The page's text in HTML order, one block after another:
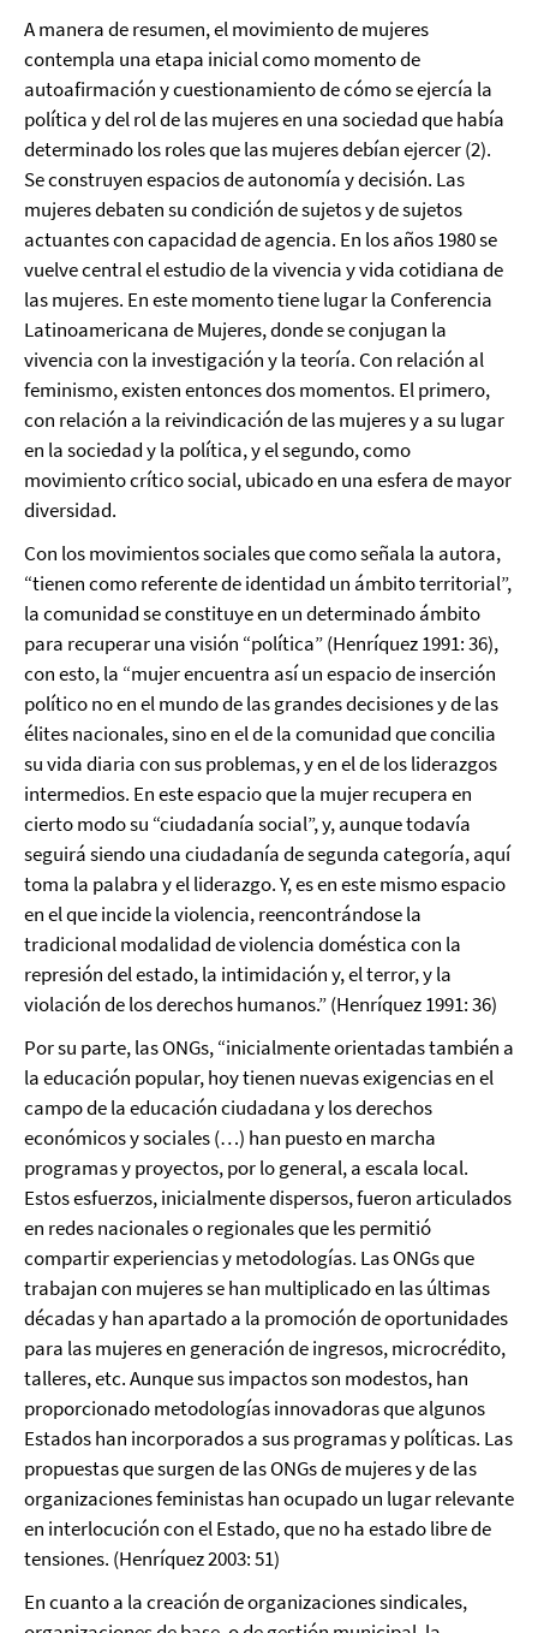
A manera de resumen, el movimiento de mujeres
contempla una etapa inicial como momento de
autoafirmación y cuestionamiento de cómo se ejercía la
política y del rol de las mujeres en una sociedad que había
determinado los roles que las mujeres debían ejercer (2).
Se construyen espacios de autonomía y decisión. Las
mujeres debaten su condición de sujetos y de sujetos
actuantes con capacidad de agencia. En los años 1980 se
vuelve central el estudio de la vivencia y vida cotidiana de
las mujeres. En este momento tiene lugar la Conferencia
Latinoamericana de Mujeres, donde se conjugan la
vivencia con la investigación y la teoría. Con relación al
feminismo, existen entonces dos momentos. El primero,
con relación a la reivindicación de las mujeres y a su lugar
en la sociedad y la política, y el segundo, como
movimiento crítico social, ubicado en una esfera de mayor
diversidad.
Con los movimientos sociales que como señala la autora,
“tienen como referente de identidad un ámbito territorial”,
la comunidad se constituye en un determinado ámbito
para recuperar una visión “política” (Henríquez 1991: 36),
con esto, la “mujer encuentra así un espacio de inserción
político no en el mundo de las grandes decisiones y de las
élites nacionales, sino en el de la comunidad que concilia
su vida diaria con sus problemas, y en el de los liderazgos
intermedios. En este espacio que la mujer recupera en
cierto modo su “ciudadanía social”, y, aunque todavía
seguirá siendo una ciudadanía de segunda categoría, aquí
toma la palabra y el liderazgo. Y, es en este mismo espacio
en el que incide la violencia, reencontrándose la
tradicional modalidad de violencia doméstica con la
represión del estado, la intimidación y, el terror, y la
violación de los derechos humanos.” (Henríquez 1991: 36)
Por su parte, las ONGs, “inicialmente orientadas también a
la educación popular, hoy tienen nuevas exigencias en el
campo de la educación ciudadana y los derechos
económicos y sociales (…) han puesto en marcha
programas y proyectos, por lo general, a escala local.
Estos esfuerzos, inicialmente dispersos, fueron articulados
en redes nacionales o regionales que les permitió
compartir experiencias y metodologías. Las ONGs que
trabajan con mujeres se han multiplicado en las últimas
décadas y han apartado a la promoción de oportunidades
para las mujeres en generación de ingresos, microcrédito,
talleres, etc. Aunque sus impactos son modestos, han
proporcionado metodologías innovadoras que algunos
Estados han incorporados a sus programas y políticas. Las
propuestas que surgen de las ONGs de mujeres y de las
organizaciones feministas han ocupado un lugar relevante
en interlocución con el Estado, que no ha estado libre de
tensiones. (Henríquez 2003: 51)
En cuanto a la creación de organizaciones sindicales,